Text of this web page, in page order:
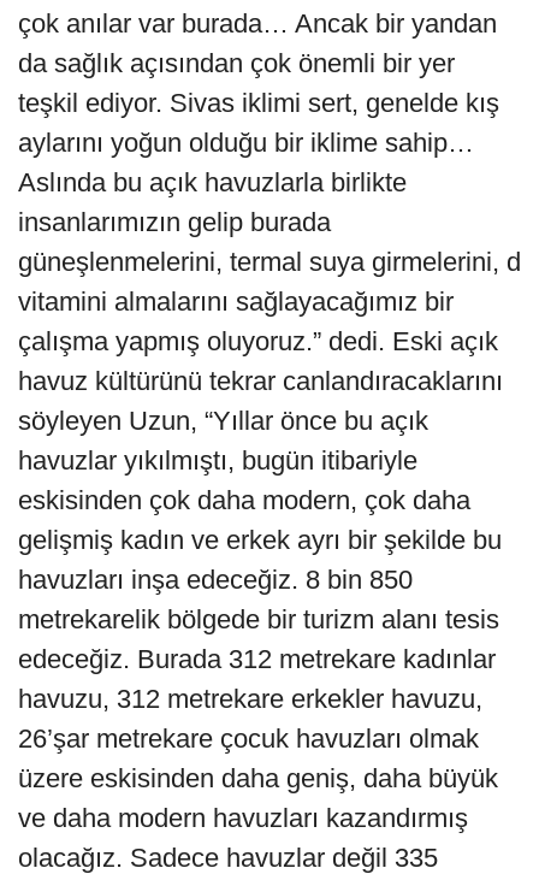
çok anılar var burada… Ancak bir yandan
da sağlık açısından çok önemli bir yer
teşkil ediyor. Sivas iklimi sert, genelde kış
aylarını yoğun olduğu bir iklime sahip…
Aslında bu açık havuzlarla birlikte
insanlarımızın gelip burada
güneşlenmelerini, termal suya girmelerini, d
vitamini almalarını sağlayacağımız bir
çalışma yapmış oluyoruz.” dedi. Eski açık
havuz kültürünü tekrar canlandıracaklarını
söyleyen Uzun, “Yıllar önce bu açık
havuzlar yıkılmıştı, bugün itibariyle
eskisinden çok daha modern, çok daha
gelişmiş kadın ve erkek ayrı bir şekilde bu
havuzları inşa edeceğiz. 8 bin 850
metrekarelik bölgede bir turizm alanı tesis
edeceğiz. Burada 312 metrekare kadınlar
havuzu, 312 metrekare erkekler havuzu,
26’şar metrekare çocuk havuzları olmak
üzere eskisinden daha geniş, daha büyük
ve daha modern havuzları kazandırmış
olacağız. Sadece havuzlar değil 335